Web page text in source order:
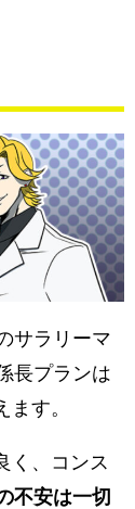
サラリーマ
長プランは
す。
く、コンス
不安は一切